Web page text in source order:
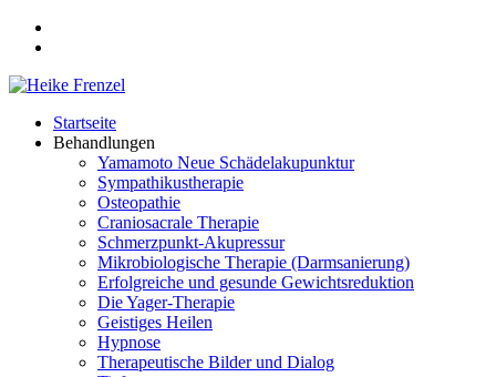
Startseite
Behandlungen
Yamamoto Neue Schädelakupunktur
Sympathikustherapie
Osteopathie
Craniosacrale Therapie
Schmerzpunkt-Akupressur
Mikrobiologische Therapie (Darmsanierung)
Erfolgreiche und gesunde Gewichtsreduktion
Die Yager-Therapie
Geistiges Heilen
Hypnose
Therapeutische Bilder und Dialog